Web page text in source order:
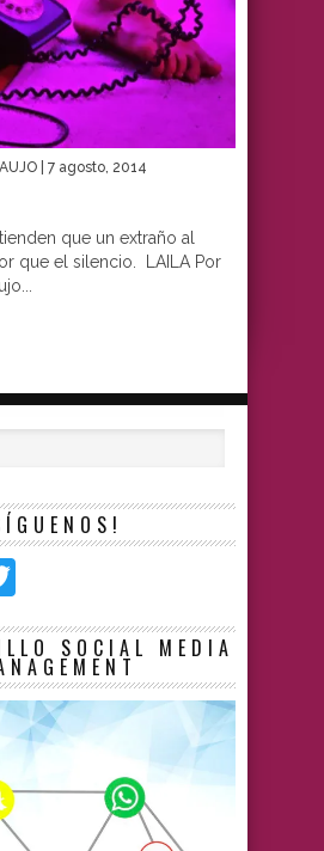
| 7 agosto, 2014
que un extraño al
que el silencio. LAILA Por
SOCIAL MEDIA